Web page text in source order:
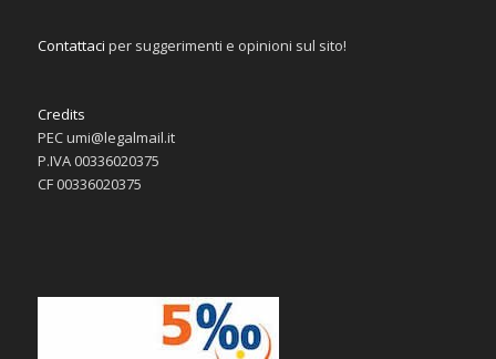
Contattaci per suggerimenti e opinioni sul sito!
Credits
PEC umi@legalmail.it
P.IVA 00336020375
CF 00336020375